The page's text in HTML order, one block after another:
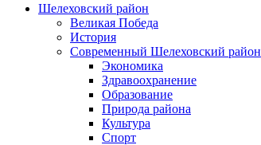
Шелеховский район
Великая Победа
История
Современный Шелеховский район
Экономика
Здравоохранение
Образование
Природа района
Культура
Спорт